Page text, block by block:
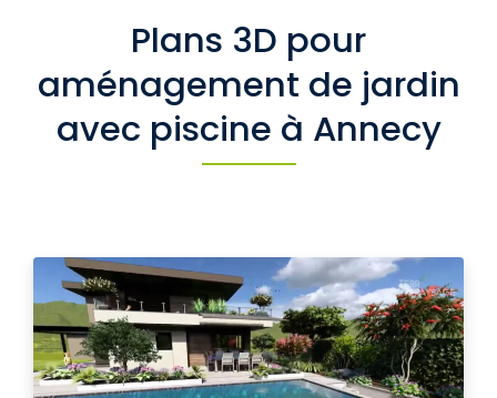
Plans 3D pour
aménagement de jardin
avec piscine à Annecy